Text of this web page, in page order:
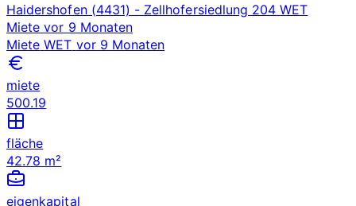
Haidershofen (4431) - Zellhofersiedlung 204 WET
Miete vor 9 Monaten
Miete WET vor 9 Monaten
miete
500.19
fläche
42.78 m²
eigenkapital